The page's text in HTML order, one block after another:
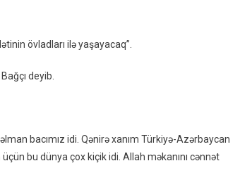
övladları ilə yaşayacaq”.
deyib.
bacımız idi. Qənirə xanım Türkiyə-Azərbaycan
bu dünya çox kiçik idi. Allah məkanını cənnət